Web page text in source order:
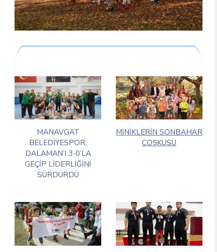
MANAVGAT
BELEDİYESPOR,
DALAMAN’I 3-0’LA
GEÇİP LİDERLİĞİNİ
SÜRDÜRDÜ
MİNİKLERİN SONBAHAR
COŞKUSU